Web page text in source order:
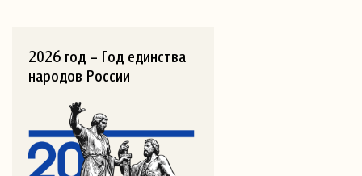
2026 год – Год единства
народов России